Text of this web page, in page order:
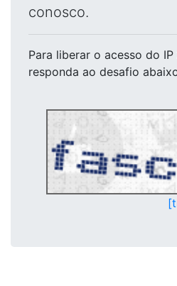
conosco.
Para liberar o acesso do IP
responda ao desafio